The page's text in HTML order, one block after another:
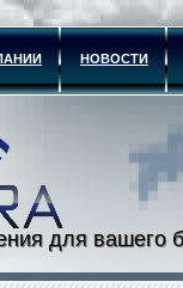
НОВОСТИ
для вашего